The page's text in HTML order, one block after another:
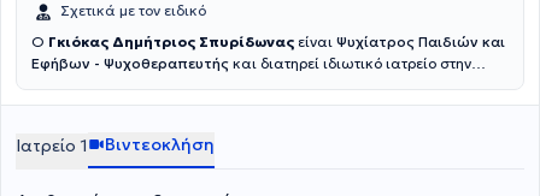
Σχετικά με τον ειδικό
Ο Γκιόκας Δημήτριος Σπυρίδωνας είναι Ψυχίατρος Παιδιών και
Εφήβων - Ψυχοθεραπευτής και διατηρεί ιδιωτικό ιατρείο στην
του Αριστοτελείου Πανεπιστημίου Θεσσαλονίκης (ΑΠΘ),
Γνωστική Συμπεριφορική Ψυχοθεραπεία (CBT)
εμπειρία σε δημόσια νοσοκομεία όπως στο Γενικό Νοσοκομείο
Ιατρείο 1 Βιντεοκλήση